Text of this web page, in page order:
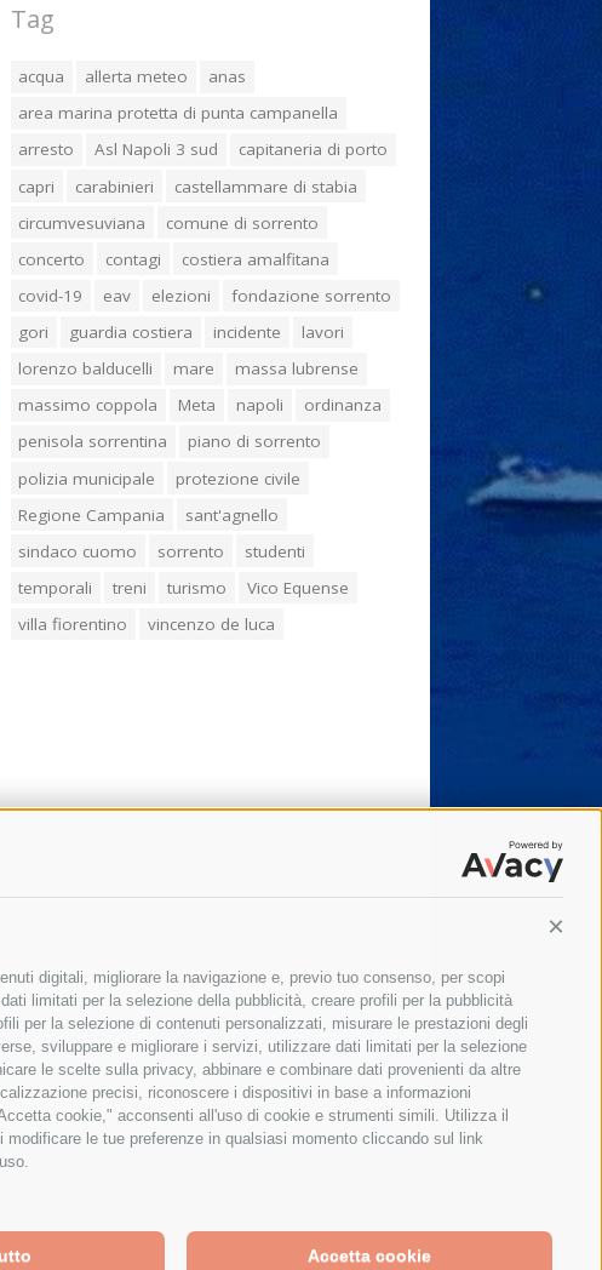
digitali, migliorare la navigazione e, previo tuo consenso, per scopi
limitati per la selezione della pubblicità, creare profili per la pubblicità
per la selezione di contenuti personalizzati, misurare le prestazioni degli
sviluppare e migliorare i servizi, utilizzare dati limitati per la selezione
le scelte sulla privacy, abbinare e combinare dati provenienti da altre
precisi, riconoscere i dispositivi in base a informazioni
cookie," acconsenti all'uso di cookie e strumenti simili. Utilizza il
le tue preferenze in qualsiasi momento cliccando sul link
Accetta cookie
Tag
acqua allerta meteo
anas
area marina protetta di punta campanella
arresto
Asl Napoli 3 sud
capitaneria di porto
capri
carabinieri
castellammare di stabia
circumvesuviana
comune di sorrento
concerto
contagi
costiera amalfitana
covid-19
eav elezioni
fondazione sorrento
gori
guardia costiera incidente
lavori
lorenzo balducelli
mare
massa lubrense
massimo coppola
Meta napoli
ordinanza
penisola sorrentina
piano di sorrento
polizia municipale
protezione civile
Regione Campania
sant'agnello
sindaco cuomo
sorrento
studenti
temporali
treni turismo
Vico Equense
villa fiorentino
vincenzo de luca